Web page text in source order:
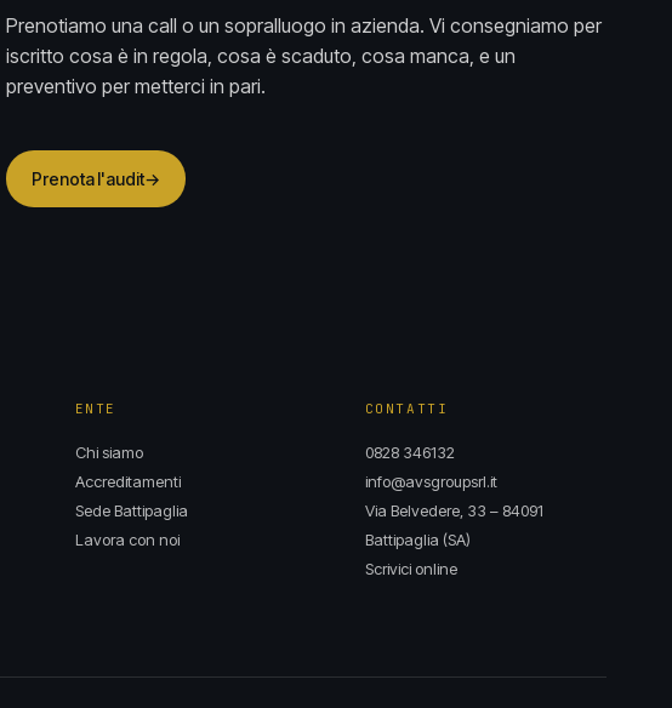
Prenotiamo una call o un sopralluogo in azienda. Vi consegniamo per
iscritto cosa è in regola, cosa è scaduto, cosa manca, e un
preventivo per metterci in pari.
Prenota l'audit→
ENTE
Chi siamo
Accreditamenti
Sede Battipaglia
Lavora con noi
CONTATTI
0828 346132
info@avsgroupsrl.it
Via Belvedere, 33 – 84091
Battipaglia (SA)
Scrivici online